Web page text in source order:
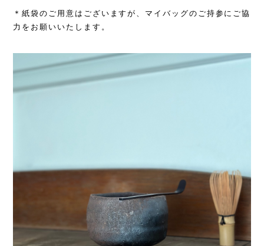
＊紙袋のご用意はございますが、マイバッグのご持参にご協
力をお願いいたします。